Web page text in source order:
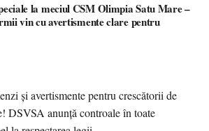
la meciul CSM Olimpia Satu Mare –
vin cu avertismente clare pentru